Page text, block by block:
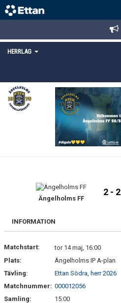
HERRLAG
HEM
TRUPPEN
Ängelholms FF
2 - 2
INFORMATION
Matchstart:
tor 14 maj, 16:00
Plats:
Ängelholms IP A-plan
Tävling:
Ettan Södra, herr 2026
Matchnummer: 000012056
Samling:
15:00